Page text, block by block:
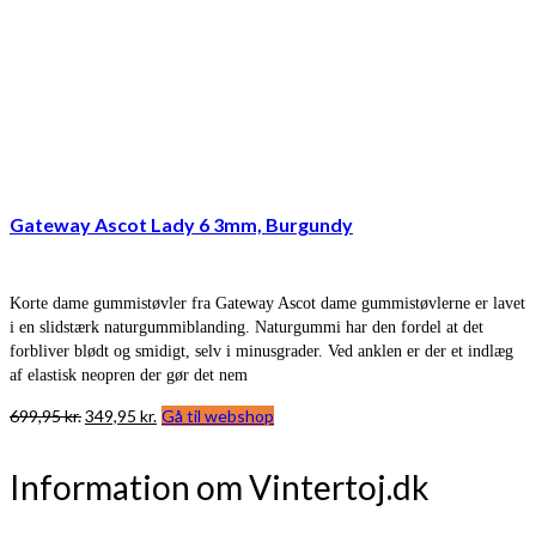
Gateway Ascot Lady 6 3mm, Burgundy
Korte dame gummistøvler fra Gateway Ascot dame gummistøvlerne er lavet
i en slidstærk naturgummiblanding. Naturgummi har den fordel at det
forbliver blødt og smidigt, selv i minusgrader. Ved anklen er der et indlæg
af elastisk neopren der gør det nem
699,95kr.Den
var:
349,95 kr. Den
er:
Gå til webshop
Information om Vintertoj.dk